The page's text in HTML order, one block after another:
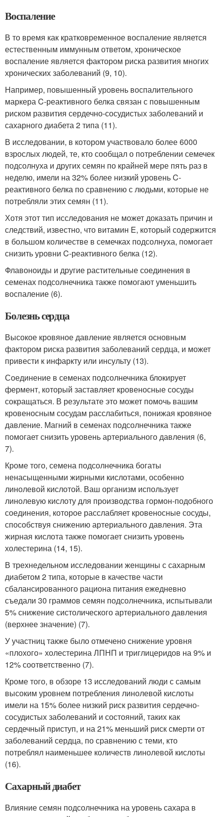
Воспаление
В то время как кратковременное воспаление является
естественным иммунным ответом, хроническое
воспаление является фактором риска развития многих
хронических заболеваний (9, 10).
Например, повышенный уровень воспалительного
маркера C-реактивного белка связан с повышенным
риском развития сердечно-сосудистых заболеваний и
сахарного диабета 2 типа (11).
В исследовании, в котором участвовало более 6000
взрослых людей, те, кто сообщал о потреблении семечек
подсолнуха и других семян по крайней мере пять раз в
неделю, имели на 32% более низкий уровень C-
реактивного белка по сравнению с людьми, которые не
потребляли этих семян (11).
Хотя этот тип исследования не может доказать причин и
следствий, известно, что витамин E, который содержится
в большом количестве в семечках подсолнуха, помогает
снизить уровни C-реактивного белка (12).
Флавоноиды и другие растительные соединения в
семенах подсолнечника также помогают уменьшить
воспаление (6).
Болезнь сердца
Высокое кровяное давление является основным
фактором риска развития заболеваний сердца, и может
привести к инфаркту или инсульту (13).
Соединение в семенах подсолнечника блокирует
фермент, который заставляет кровеносные сосуды
сокращаться. В результате это может помочь вашим
кровеносным сосудам расслабиться, понижая кровяное
давление. Магний в семенах подсолнечника также
помогает снизить уровень артериального давления (6,
7).
Кроме того, семена подсолнечника богаты
ненасыщенными жирными кислотами, особенно
линолевой кислотой. Ваш организм использует
линолевую кислоту для производства гормон-подобного
соединения, которое расслабляет кровеносные сосуды,
способствуя снижению артериального давления. Эта
жирная кислота также помогает снизить уровень
холестерина (14, 15).
В трехнедельном исследовании женщины с сахарным
диабетом 2 типа, которые в качестве части
сбалансированного рациона питания ежедневно
съедали 30 граммов семян подсолнечника, испытывали
5% снижение систолического артериального давления
(верхнее значение) (7).
У участниц также было отмечено снижение уровня
«плохого» холестерина ЛПНП и триглицеридов на 9% и
12% соответственно (7).
Кроме того, в обзоре 13 исследований люди с самым
высоким уровнем потребления линолевой кислоты
имели на 15% более низкий риск развития сердечно-
сосудистых заболеваний и состояний, таких как
сердечный приступ, и на 21% меньший риск смерти от
заболеваний сердца, по сравнению с теми, кто
потреблял наименьшее количеств линолевой кислоты
(16).
Сахарный диабет
Влияние семян подсолнечника на уровень сахара в